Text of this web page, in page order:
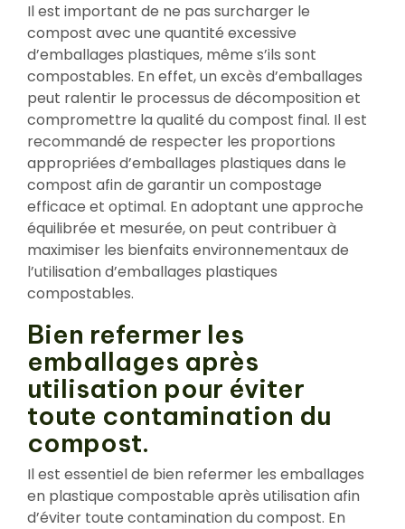
Il est important de ne pas surcharger le
compost avec une quantité excessive
d’emballages plastiques, même s’ils sont
compostables. En effet, un excès d’emballages
peut ralentir le processus de décomposition et
compromettre la qualité du compost final. Il est
recommandé de respecter les proportions
appropriées d’emballages plastiques dans le
compost afin de garantir un compostage
efficace et optimal. En adoptant une approche
équilibrée et mesurée, on peut contribuer à
maximiser les bienfaits environnementaux de
l’utilisation d’emballages plastiques
compostables.
Bien refermer les
emballages après
utilisation pour éviter
toute contamination du
compost.
Il est essentiel de bien refermer les emballages
en plastique compostable après utilisation afin
d’éviter toute contamination du compost. En